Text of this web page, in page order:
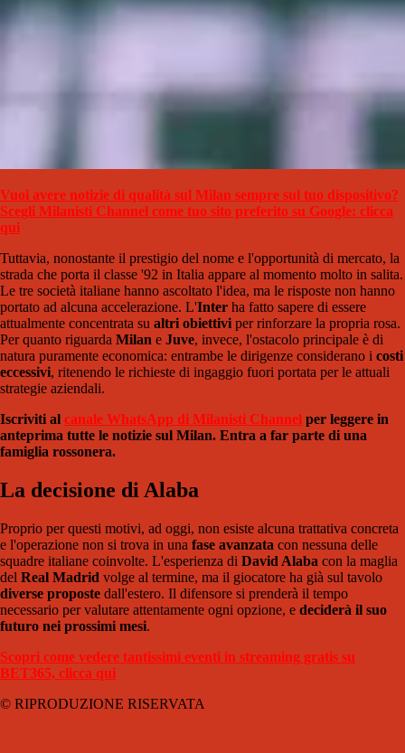
Vuoi avere notizie di qualità sul Milan sempre sul tuo dispositivo?
Scegli Milanisti Channel come tuo sito preferito su Google: clicca
qui
Tuttavia, nonostante il prestigio del nome e l'opportunità di mercato, la
strada che porta il classe '92 in Italia appare al momento molto in salita.
Le tre società italiane hanno ascoltato l'idea, ma le risposte non hanno
portato ad alcuna accelerazione. L'Inter ha fatto sapere di essere
attualmente concentrata su altri obiettivi per rinforzare la propria rosa.
Per quanto riguarda Milan e Juve, invece, l'ostacolo principale è di
natura puramente economica: entrambe le dirigenze considerano i costi
eccessivi, ritenendo le richieste di ingaggio fuori portata per le attuali
strategie aziendali.
Iscriviti al canale WhatsApp di Milanisti Channel per leggere in
anteprima tutte le notizie sul Milan. Entra a far parte di una
famiglia rossonera.
La decisione di Alaba
Proprio per questi motivi, ad oggi, non esiste alcuna trattativa concreta
e l'operazione non si trova in una fase avanzata con nessuna delle
squadre italiane coinvolte. L'esperienza di David Alaba con la maglia
del Real Madrid volge al termine, ma il giocatore ha già sul tavolo
diverse proposte dall'estero. Il difensore si prenderà il tempo
necessario per valutare attentamente ogni opzione, e deciderà il suo
futuro nei prossimi mesi.
Scopri come vedere tantissimi eventi in streaming gratis su
BET365, clicca qui
© RIPRODUZIONE RISERVATA